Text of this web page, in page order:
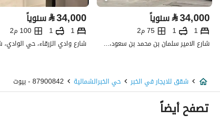
نوع الإعلان
استخدام العقار
-
السعر
36000
المساحة
⃁34,000 سنوياً
1
1
75 م2
شارع الامير سلمان بن محمد بن سعود، حي الصحافة، شمال الرياض، الرياض
⃁34,000 سنوياً
1
1 100 م2
شقق للايجار في الخبر حي الخبرالشمالية 87900842 - بيوت
تصفح أيضاً